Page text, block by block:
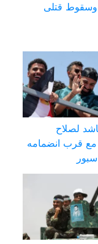
قتلى
لصلاح
مع قرب انضمامه